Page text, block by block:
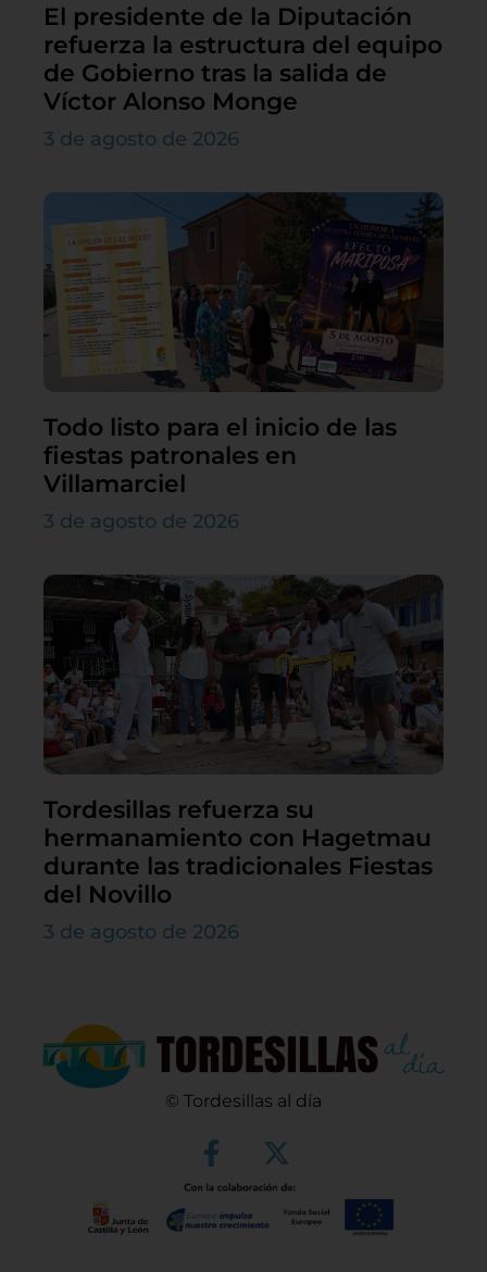
El presidente de la Diputación
refuerza la estructura del equipo
de Gobierno tras la salida de
Víctor Alonso Monge
3 de agosto de 2026
Todo listo para el inicio de las
fiestas patronales en
Villamarciel
3 de agosto de 2026
Tordesillas refuerza su
hermanamiento con Hagetmau
durante las tradicionales Fiestas
del Novillo
3 de agosto de 2026
© Tordesillas al día